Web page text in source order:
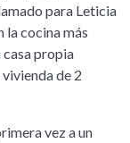
para Leticia
la cocina más
casa propia
de 2
vez a un